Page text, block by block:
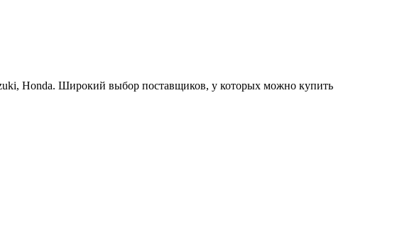
Honda. Широкий выбор поставщиков, у которых можно купить